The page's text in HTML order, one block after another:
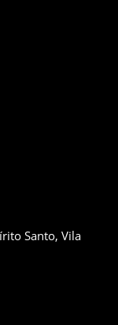
Santo, Vila